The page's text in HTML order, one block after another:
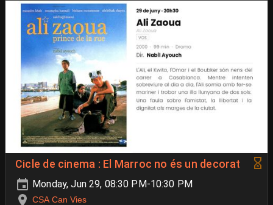
Cicle de cinema : El Marroc no és un decorat
Monday, Jun 29, 08:30 PM-10:30 PM
CSA Can Vies